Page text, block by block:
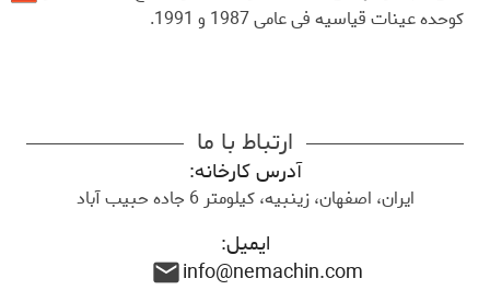
کوحده عینات قیاسیه فی عامی 1987 و 1991.
ارتباط با ما
آدرس کارخانه:
ایران، اصفهان، زینبیه، کیلومتر 6 جاده حبیب آباد
ایمیل:
info@nemachin.com
mail